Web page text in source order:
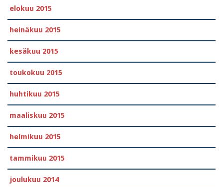
elokuu 2015
heinäkuu 2015
kesäkuu 2015
toukokuu 2015
huhtikuu 2015
maaliskuu 2015
helmikuu 2015
tammikuu 2015
joulukuu 2014